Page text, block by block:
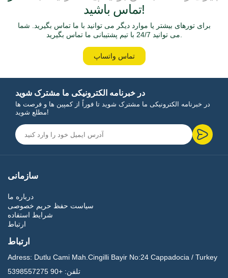
تماس باشید!
برای تورهای بیشتر یا موارد دیگر می توانید با ما تماس بگیرید. شما
می توانید 24/7 با تیم پشتیبانی ما تماس بگیرید.
تماس واتساپ
در خبرنامه الکترونیکی ما مشترک شوید
در خبرنامه الکترونیکی ما مشترک شوید تا فوراً از کمپین ها و فرصت ها
مطلع شوید!
سازمانی
درباره ما
سیاست حفظ حریم خصوصی
شرایط استفاده
ارتباط
ارتباط
Adress: Dutlu Cami Mah.Cingilli Bayir No:24 Cappadocia / Turkey
تلفن: +90 5398557275